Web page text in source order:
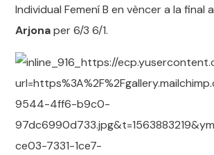
Individual Femení B en vèncer a la final a
Arjonaper 6/3 6/1.